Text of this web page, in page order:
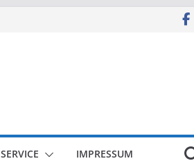
SERVICE IMPRESSUM